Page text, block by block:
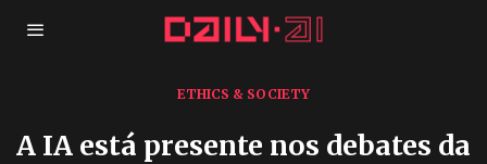
ETHICS & SOCIETY
A IA está presente nos debates da